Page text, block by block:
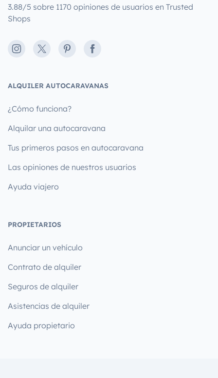
3.88/5 sobre 1170 opiniones de usuarios en Trusted
Shops
Instagram
X PinterestFacebook
ALQUILER AUTOCARAVANAS
¿Cómo funciona?
Alquilar una autocaravana
Tus primeros pasos en autocaravana
Las opiniones de nuestros usuarios
Ayuda viajero
PROPIETARIOS
Anunciar un vehículo
Contrato de alquiler
Seguros de alquiler
Asistencias de alquiler
Ayuda propietario